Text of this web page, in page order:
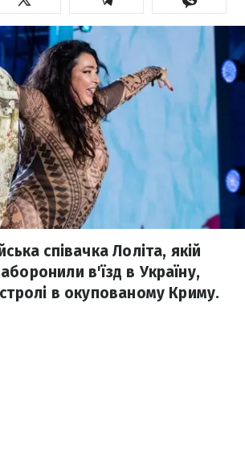
співачка Лоліта, якій
в'їзд в Україну,
в окупованому Криму.